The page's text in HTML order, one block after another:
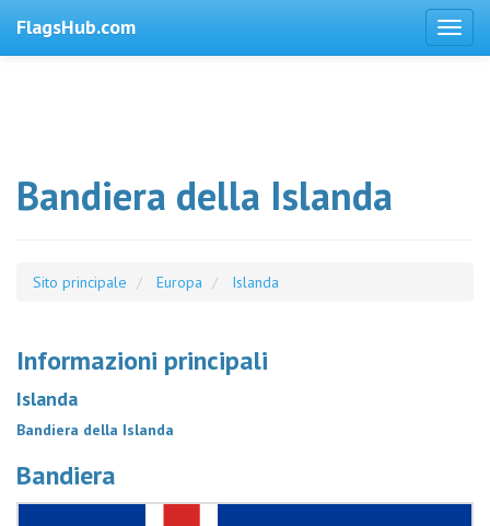
FlagsHub.com
Bandiera della Islanda
Sito principale Europa Islanda
Informazioni principali
Islanda
Bandiera della Islanda
Bandiera